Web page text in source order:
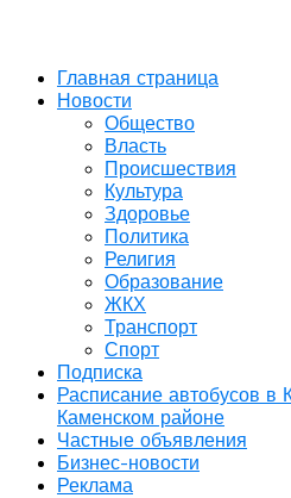
Главная страница
Новости
Общество
Власть
Происшествия
Культура
Здоровье
Политика
Религия
Образование
ЖКХ
Транспорт
Спорт
Подписка
Расписание автобусов в
Каменском районе
Частные объявления
Бизнес-новости
Реклама